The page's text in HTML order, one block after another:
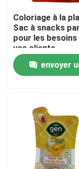
Maison
Produits
Visite d'usine
Contrôle de
Coloriage à la
Sac à snacks
pour les besoins
vos clients
envoyer